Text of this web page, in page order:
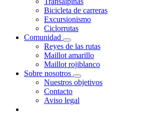
Bicicleta de carreras
Excursionismo
Ciclorrutas
Comunidad
Reyes de las rutas
Maillot amarillo
Maillot rojiblanco
Sobre nosotros
Nuestros objetivos
Contacto
Aviso legal